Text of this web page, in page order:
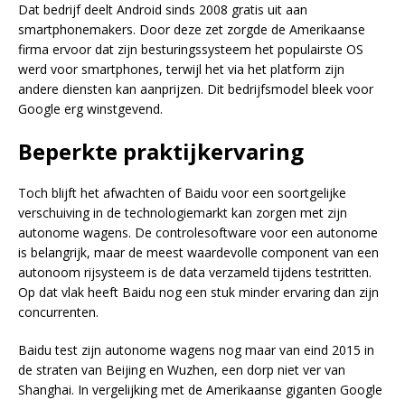
Dat bedrijf deelt Android sinds 2008 gratis uit aan
smartphonemakers. Door deze zet zorgde de Amerikaanse
firma ervoor dat zijn besturingssysteem het populairste OS
werd voor smartphones, terwijl het via het platform zijn
andere diensten kan aanprijzen. Dit bedrijfsmodel bleek voor
Google erg winstgevend.
Beperkte praktijkervaring
Toch blijft het afwachten of Baidu voor een soortgelijke
verschuiving in de technologiemarkt kan zorgen met zijn
autonome wagens. De controlesoftware voor een autonome
is belangrijk, maar de meest waardevolle component van een
autonoom rijsysteem is de data verzameld tijdens testritten.
Op dat vlak heeft Baidu nog een stuk minder ervaring dan zijn
concurrenten.
Baidu test zijn autonome wagens nog maar van eind 2015 in
de straten van Beijing en Wuzhen, een dorp niet ver van
Shanghai. In vergelijking met de Amerikaanse giganten Google